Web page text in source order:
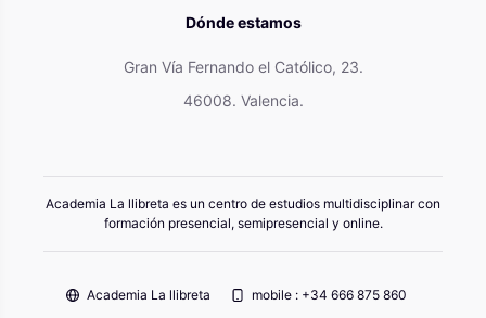
Dónde estamos
Gran Vía Fernando el Católico, 23.
46008. Valencia.
Academia La llibreta es un centro de estudios multidisciplinar con
formación presencial, semipresencial y online.
Academia La llibreta mobile : +34 666 875 860